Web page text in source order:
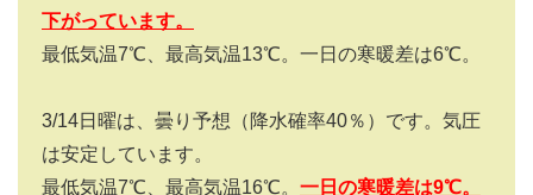
下がっています。
最低気温7℃、最高気温13℃。一日の寒暖差は6℃。
3/14日曜は、曇り予想（降水確率40％）です。気圧
は安定しています。
最低気温7℃、最高気温16℃。 一日の寒暖差は9℃。